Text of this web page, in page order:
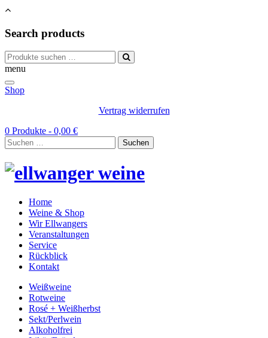
Search products
Suchen
nach:
menu
Shop
Vertrag widerrufen
0 Produkte - 0,00 €
Suchen
nach:
Home
Weine & Shop
Wir Ellwangers
Veranstaltungen
Service
Rückblick
Kontakt
Weißweine
Rotweine
Rosé + Weißherbst
Sekt/Perlwein
Alkoholfrei